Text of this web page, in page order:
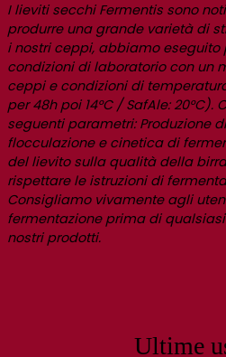
I lieviti secchi Fermentis sono
produrre una grande varietà di
i nostri ceppi, abbiamo eseguito
condizioni di laboratorio con un
ceppi e condizioni di
per 48h poi 14°C / SafAle:
seguenti parametri: Produzione
flocculazione e cinetica di
del lievito sulla qualità della
rispettare le istruzioni di
Consigliamo vivamente agli
fermentazione prima di
nostri prodotti.
Ultime